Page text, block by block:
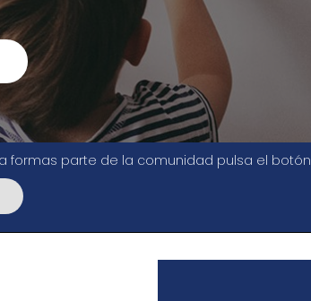
formas parte de la comunidad pulsa el botón